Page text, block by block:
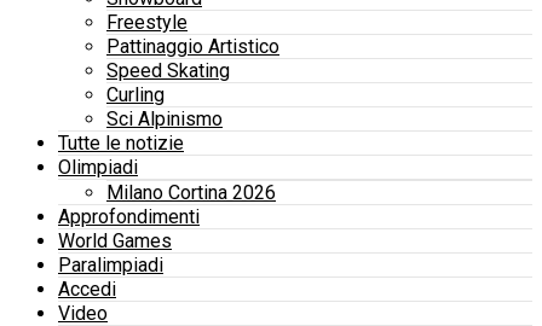
Freestyle
Pattinaggio Artistico
Speed Skating
Curling
Sci Alpinismo
Tutte le notizie
Olimpiadi
Milano Cortina 2026
Approfondimenti
World Games
Paralimpiadi
Accedi
Video